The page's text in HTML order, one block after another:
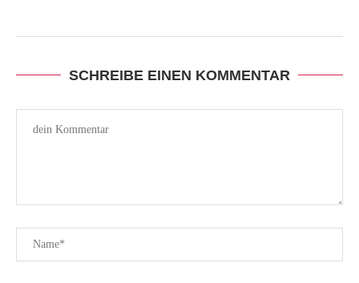
SCHREIBE EINEN KOMMENTAR